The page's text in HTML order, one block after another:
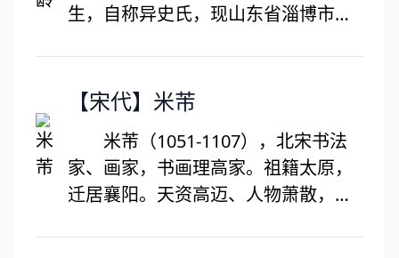
生，自称异史氏，现山东省淄博市淄
应童子试，接连考取县、府、道三个
后屡试不第，直至71岁时才成岁贡
生。为生活所迫，他除了应同邑人宝
应县知县孙蕙之请，为其做幕宾数年
【宋代】米芾
米芾（1051-1107），北宋书法
家、画家，书画理高家。祖籍太原，
迁居襄阳。天资高迈、人物萧散，好